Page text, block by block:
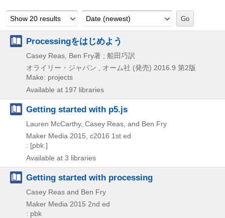
Show 20 results Date (newest)
Processingをはじめよう
Casey Reas, Ben Fry著 ; 船田巧訳
オライリー・ジャパン , オーム社 (発売) 2016.9 第2版
Make: projects
Available at 197 libraries
Getting started with p5.js
Lauren McCarthy, Casey Reas, and Ben Fry
Maker Media 2015, c2016 1st ed
: [pbk.]
Available at 3 libraries
Getting started with processing
Casey Reas and Ben Fry
Maker Media 2015 2nd ed
: pbk